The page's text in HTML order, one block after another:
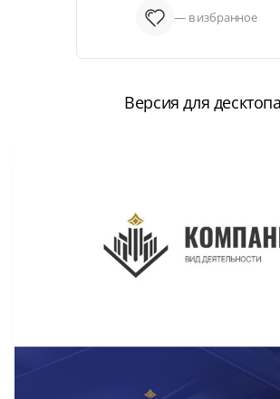
— в избранное
Версия для десктопа